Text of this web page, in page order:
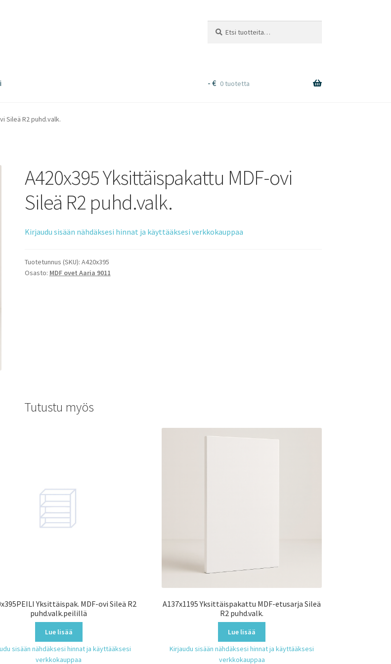
- € 0 tuotetta
Sileä R2 puhd.valk.
A420x395 Yksittäispakattu MDF-ovi
Sileä R2 puhd.valk.
Kirjaudu sisään nähdäksesi hinnat ja käyttääksesi verkkokauppaa
Tuotetunnus (SKU): A420x395
Osasto: MDF ovet Aaria 9011
Tutustu myös
Yksittäispak. MDF-ovi Sileä R2
puhd.valk.peilillä
Lue lisää
sisään nähdäksesi hinnat ja käyttääksesi
verkkokauppaa
A137x1195 Yksittäispakattu MDF-etusarja Sileä
R2 puhd.valk.
Lue lisää
Kirjaudu sisään nähdäksesi hinnat ja käyttääksesi
verkkokauppaa